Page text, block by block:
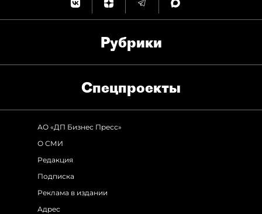
Рубрики
Спец­проекты
АО «ДП Бизнес Пресс»
О СМИ
Редакция
Подписка
Реклама в издании
Адрес